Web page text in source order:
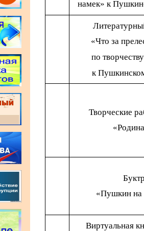
намек» к
«Что за
по
к
Творческие
«Пушкин на
Виртуальная